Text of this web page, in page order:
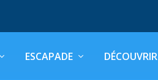
ESCAPADE DÉCOUVRIR